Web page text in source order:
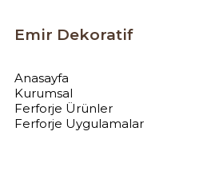
Emir Dekoratif
Anasayfa
Kurumsal
Ferforje Ürünler
Ferforje Uygulamalar